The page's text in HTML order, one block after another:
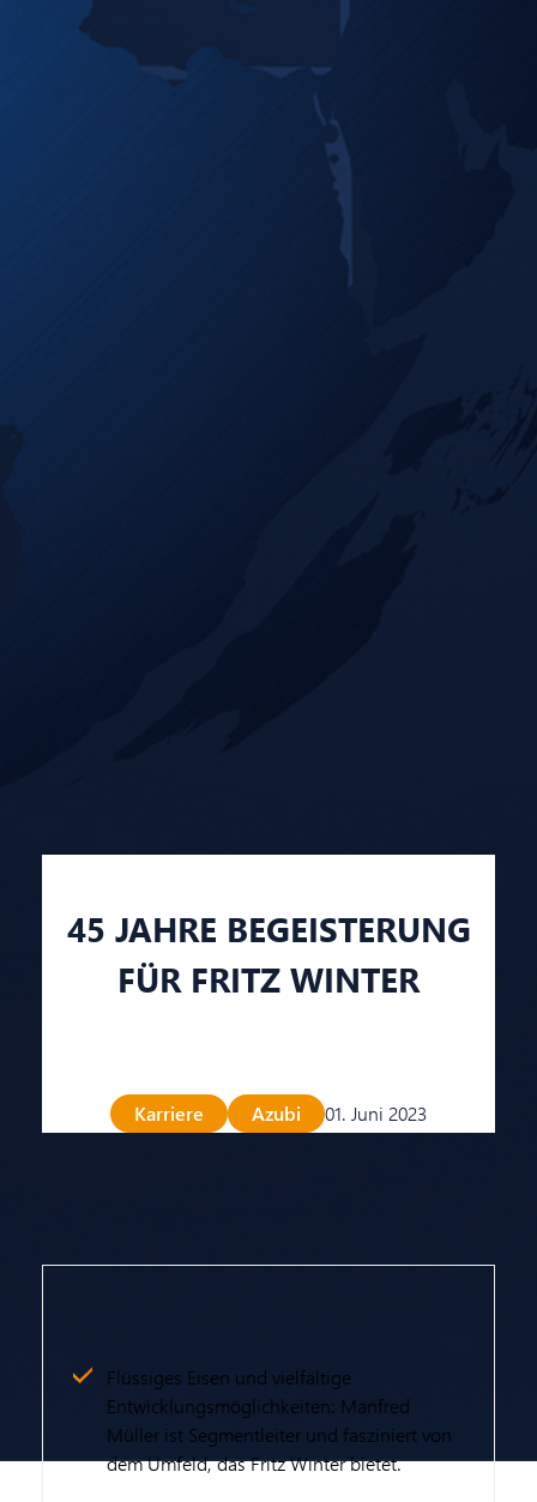
45 JAHRE BEGEISTERUNG
FÜR FRITZ WINTER
Karriere Azubi 01. Juni 2023
Flüssiges Eisen und vielfältige
Entwicklungsmöglichkeiten: Manfred
Müller ist Segmentleiter und fasziniert von
dem Umfeld, das Fritz Winter bietet.